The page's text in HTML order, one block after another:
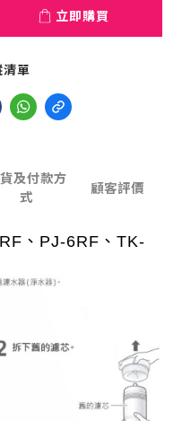
立即購買
單
及付款方
式
顧客評價
、PJ-6RF、TK-